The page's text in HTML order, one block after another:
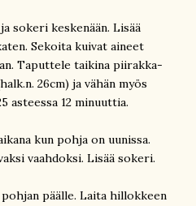
sokeri keskenään. Lisää
Sekoita kuivat aineet
Taputtele taikina piirakka-
26cm) ja vähän myös
asteessa 12 minuuttia.
kun pohja on uunissa.
vaahdoksi. Lisää sokeri.
päälle. Laita hillokkeen